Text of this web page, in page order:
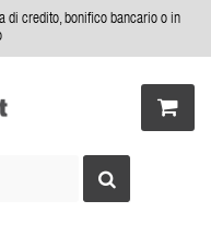
di credito, bonifico bancario o in